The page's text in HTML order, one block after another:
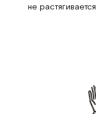
не растягивается.